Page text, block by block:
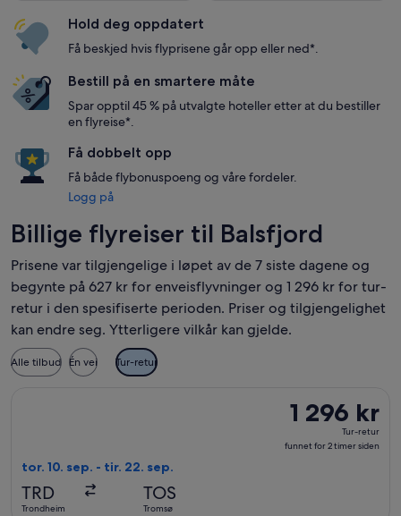
Hold deg oppdatert
Få beskjed hvis flyprisene går opp eller ned*.
Bestill på en smartere måte
Spar opptil 45 % på utvalgte hoteller etter at du bestiller
en flyreise*.
Få dobbelt opp
Få både flybonuspoeng og våre fordeler.
Logg på
Billige flyreiser til Balsfjord
Prisene var tilgjengelige i løpet av de 7 siste dagene og
begynte på 627 kr for enveisflyvninger og 1 296 kr for tur-
retur i den spesifiserte perioden. Priser og tilgjengelighet
kan endre seg. Ytterligere vilkår kan gjelde.
Alle tilbud Én vei Tur-retur
1 296 kr
Tur-
retur,
1 296 kr
Tur-retur
funnet for 2 timer siden
tor. 10. sep. - tir. 22. sep.
TRD
Trondheim
TOS
Tromsø